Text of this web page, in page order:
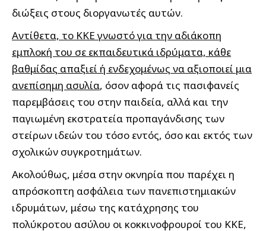
διώξεις στους διοργανωτές αυτών.
Αντίθετα, το ΚΚΕ γνωστό για την αδιάκοπη
εμπλοκή του σε εκπαιδευτικά ιδρύματα, κάθε
βαθμίδας απαξιεί ή ενδεχομένως να αξιοποιεί μια
ανεπίσημη ασυλία, όσον αφορά τις πασιφανείς
παρεμβάσεις του στην παιδεία, αλλά και την
παγιωμένη εκστρατεία προπαγάνδισης των
στείρων ιδεών του τόσο εντός, όσο και εκτός των
σχολικών συγκροτημάτων.
Ακολούθως, μέσα στην οκνηρία που παρέχει η
απρόσκοπτη ασφάλεια των πανεπιστημιακών
ιδρυμάτων, μέσω της κατάχρησης του
πολύκροτου ασύλου οι κοκκινοφρουροί του ΚΚΕ,